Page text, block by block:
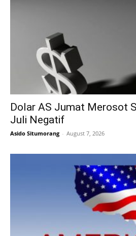
Dolar AS Jumat Merosot
Juli Negatif
Asido Situmorang - August 7, 2026